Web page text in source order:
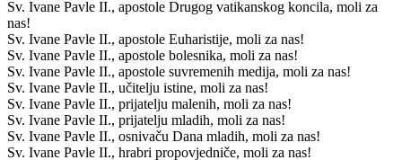
Sv. Ivane Pavle II., apostole Drugog vatikanskog koncila, moli za
nas!
Sv. Ivane Pavle II., apostole Euharistije, moli za nas!
Sv. Ivane Pavle II., apostole bolesnika, moli za nas!
Sv. Ivane Pavle II., apostole suvremenih medija, moli za nas!
Sv. Ivane Pavle II., učitelju istine, moli za nas!
Sv. Ivane Pavle II., prijatelju malenih, moli za nas!
Sv. Ivane Pavle II., prijatelju mladih, moli za nas!
Sv. Ivane Pavle II., osnivaču Dana mladih, moli za nas!
Sv. Ivane Pavle II., hrabri propovjedniče, moli za nas!